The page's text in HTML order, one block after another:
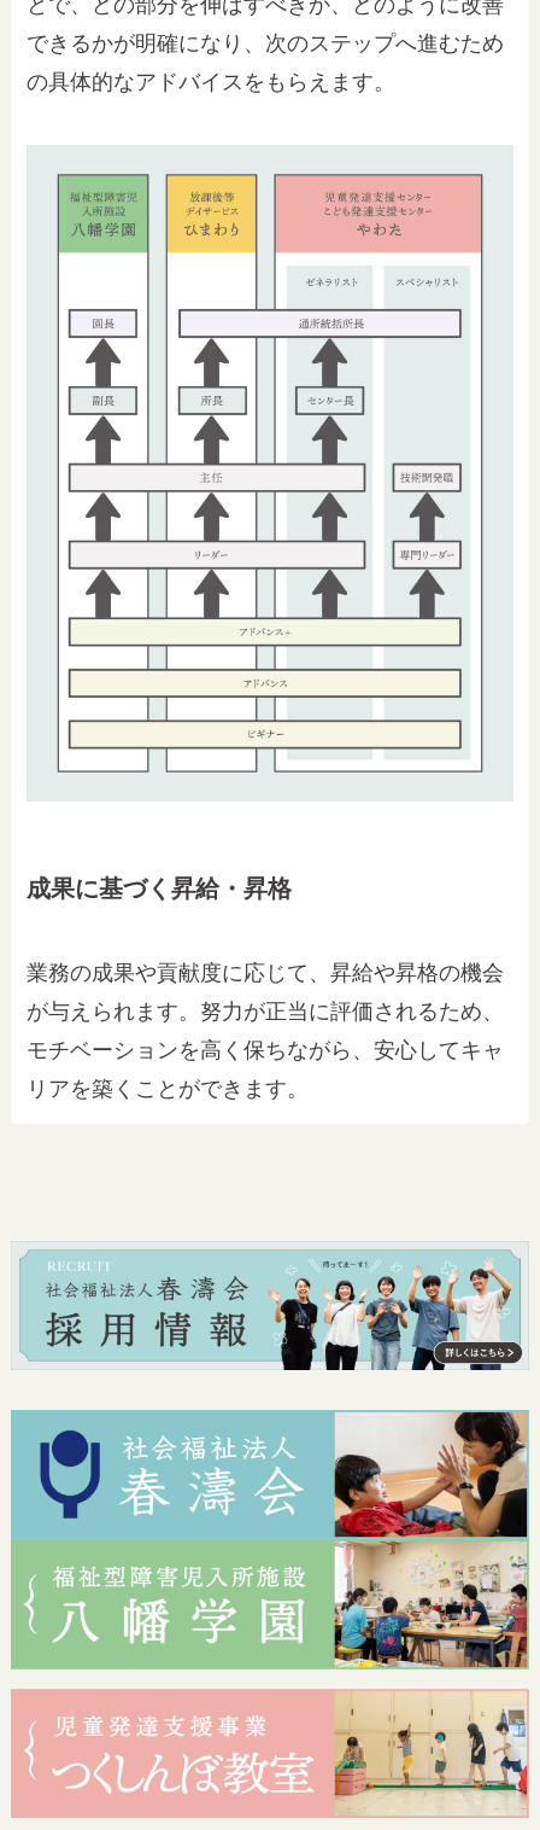
とで、どの部分を伸ばすべきか、どのように改善
できるかが明確になり、次のステップへ進むため
の具体的なアドバイスをもらえます。
成果に基づく昇給・昇格
業務の成果や貢献度に応じて、昇給や昇格の機会
が与えられます。努力が正当に評価されるため、
モチベーションを高く保ちながら、安心してキャ
リアを築くことができます。